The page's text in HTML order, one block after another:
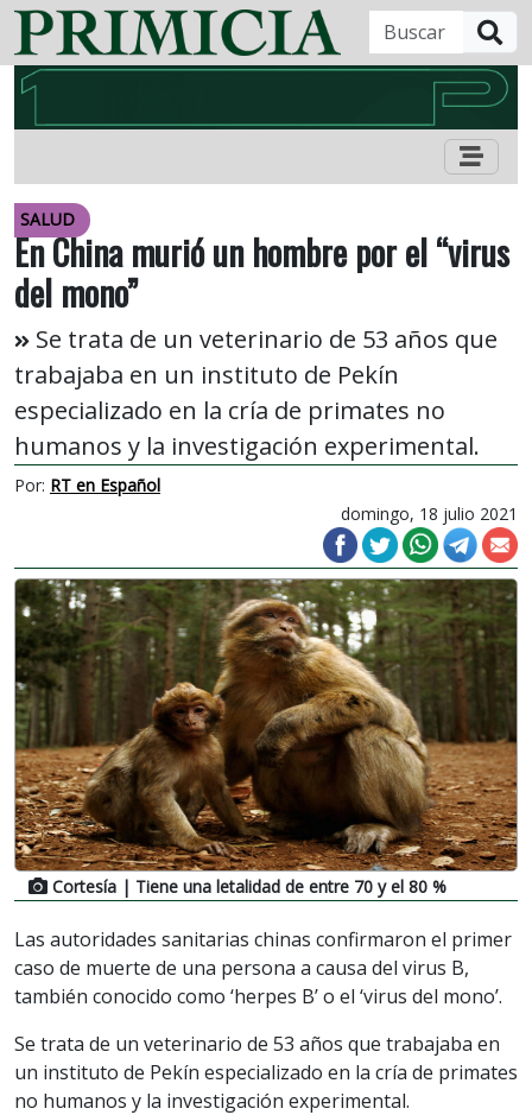
SALUD
En China murió un hombre por el “virus
del mono”
Se trata de un veterinario de 53 años que
trabajaba en un instituto de Pekín
especializado en la cría de primates no
humanos y la investigación experimental.
Por: RT en Español
domingo, 18 julio 2021
Cortesía | Tiene una letalidad de entre 70 y el 80 %
Las autoridades sanitarias chinas confirmaron el primer
caso de muerte de una persona a causa del virus B,
también conocido como ‘herpes B’ o el ‘virus del mono’.
Se trata de un veterinario de 53 años que trabajaba en
un instituto de Pekín especializado en la cría de primates
no humanos y la investigación experimental.